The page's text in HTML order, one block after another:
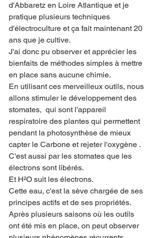
d'Abbaretz en Loire Atlantique et je
pratique plusieurs techniques
d'électroculture et ça fait maintenant 20
ans que je cultive.
J'ai donc pu observer et apprécier les
bienfaits de méthodes simples à mettre
en place sans aucune chimie.
En utilisant ces merveilleux outils, nous
allons stimuler le développement des
stomates,  qui sont l'appareil
respiratoire des plantes qui permettent
pendant la photosynthèse de mieux
capter le Carbone et rejeter l'oxygène .
C'est aussi par les stomates que les
électrons sont libérés.
Et H²O suit les électrons.
Cette eau, c'est la sève chargée de ses
principes actifs et de ses propriétés.
Après plusieurs saisons où les outils
ont été mis en place, on peut observer